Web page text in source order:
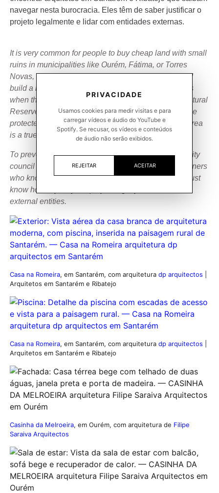
navegar nesta burocracia. Eles têm de saber justificar o
projeto legalmente e lidar com entidades externas.
It is very common for people to buy cheap land with small
ruins in municipalities like Ourém, Fátima, or Torres
Novas, with the illusion that they can tear it down and
build a house twice the size. The reality check comes
when they discover the land is in the National Agricultural
Reserve (RAN) or Ecological Reserve (REN). In these
protected areas, the law for increasing construction area
is a true maze.
To prevent your dream project from being stuck in a city
council drawer for three years, you need to find designers
who know how to navigate this bureaucracy. They must
know how to justify the project legally and deal with
external entities.
Casa na Romeira, em Santarém, com arquitetura dp arquitectos
Arquitetos em Santarém e Ribatejo
Casa na Romeira, em Santarém, com arquitetura dp arquitectos
Arquitetos em Santarém e Ribatejo
Casinha da Melroeira, em Ourém, com arquitetura de Filipe
Saraiva Arquitectos
PRIVACIDADE
Usamos cookies para medir visitas e para
carregar vídeos e áudio do YouTube e
Spotify. Se recusar, os vídeos e conteúdos
de áudio não serão exibidos.
REJEITAR ACEITAR